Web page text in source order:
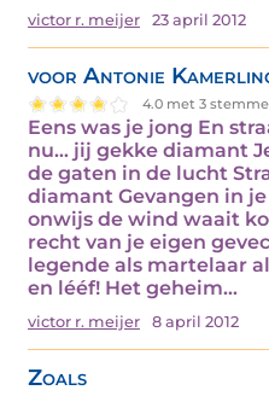
victor r. meijer 23 april 2012
voor Antonie
4.0 met 3
Eens was je jong En
nu… jij gekke diamant
de gaten in de lucht
diamant Gevangen in
onwijs de wind waait
recht van je eigen
legende als martelaar
en lééf! Het geheim…
victor r. meijer 8 april 2012
Zoals